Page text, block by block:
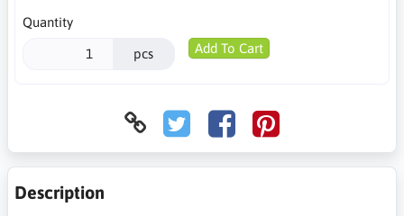
Quantity
pcs Add To Cart
Description